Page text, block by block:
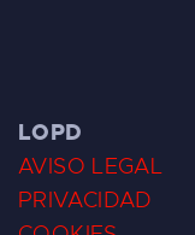
LOPD
AVISO LEGAL
PRIVACIDAD